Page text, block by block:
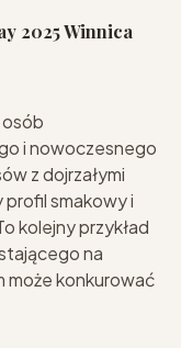
2025 Winnica
i nowoczesnego
z dojrzałymi
smakowy i
kolejny przykład
na
może konkurować